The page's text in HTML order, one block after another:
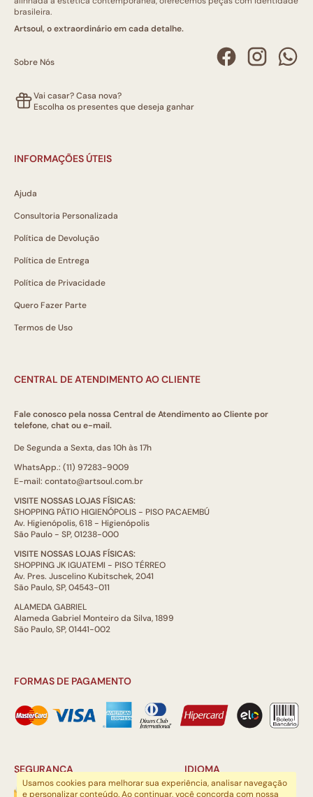
brasileira.
Artsoul, o extraordinário em cada detalhe.
Sobre Nós
Vai casar? Casa nova?
Escolha os presentes que deseja ganhar
INFORMAÇÕES ÚTEIS
Ajuda
Consultoria Personalizada
Política de Devolução
Política de Entrega
Política de Privacidade
Quero Fazer Parte
Termos de Uso
CENTRAL DE ATENDIMENTO AO CLIENTE
Fale conosco pela nossa Central de Atendimento ao Cliente por
telefone, chat ou e-mail.
De Segunda a Sexta, das 10h às 17h
WhatsApp.: (11) 97283-9009
E-mail: contato@artsoul.com.br
VISITE NOSSAS LOJAS FÍSICAS:
SHOPPING PÁTIO HIGIENÓPOLIS - PISO PACAEMBÚ
Av. Higienópolis, 618 - Higienópolis
São Paulo - SP, 01238-000
VISITE NOSSAS LOJAS FÍSICAS:
SHOPPING JK IGUATEMI - PISO TÉRREO
Av. Pres. Juscelino Kubitschek, 2041
São Paulo, SP, 04543-011
ALAMEDA GABRIEL
Alameda Gabriel Monteiro da Silva, 1899
São Paulo, SP, 01441-002
FORMAS DE PAGAMENTO
SEGURANÇA IDIOMA
Usamos cookies para melhorar sua experiência, analisar navegação
e personalizar conteúdo. Ao continuar, você concorda com nossa